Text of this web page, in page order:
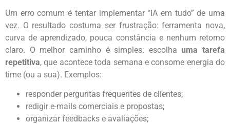
Um erro comum é tentar implementar “IA em tudo” de uma
vez. O resultado costuma ser frustração: ferramenta nova,
curva de aprendizado, pouca constância e nenhum retorno
claro. O melhor caminho é simples: escolhauma tarefa
repetitiva, que acontece toda semana e consome energia do
time (ou a sua). Exemplos:
responder perguntas frequentes de clientes;
redigir e-mails comerciais e propostas;
organizar feedbacks e avaliações;